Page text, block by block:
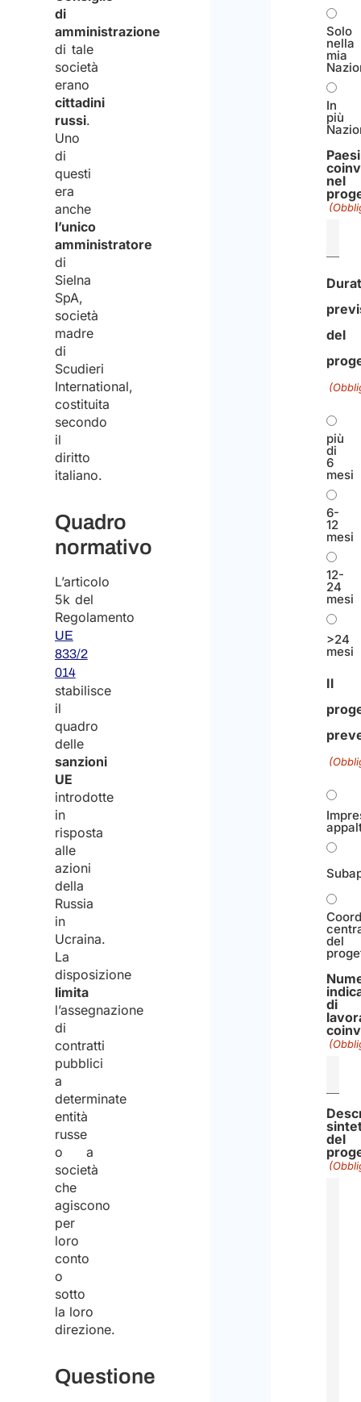
di
amministrazione
di tale
società
erano
cittadini
russi.
Uno
di
questi
era
anche
l’unico
amministratore
di
Sielna
SpA,
società
madre
di
Scudieri
International,
costituita
secondo
il
diritto
italiano.
Quadro
normativo
L’articolo
5k del
Regolamento
UE
833/2
014
stabilisce
il
quadro
delle
sanzioni
UE
introdotte
in
risposta
alle
azioni
della
Russia
in
Ucraina.
La
disposizione
limita
l’assegnazione
di
contratti
pubblici
a
determinate
entità
russe
o a
società
che
agiscono
per
loro
conto
o
sotto
la loro
direzione.
Questione
Solo
nella
mia
In
più
Paesi
nel
del
più
di
6
mesi
6-
12
mesi
12-
24
mesi
>24
mesi
Il
del
di
del